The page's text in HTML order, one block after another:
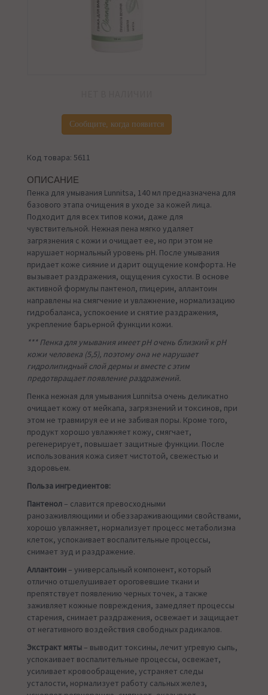
Сообщите, когда появится
Код товара: 5611
ОПИСАНИЕ
Пенка для умывания Lunnitsa, 140 мл предназначена для
базового этапа очищения в уходе за кожей лица.
Подходит для всех типов кожи, даже для
чувствительной. Нежная пена мягко удаляет
загрязнения с кожи и очищает ее, но при этом не
нарушает нормальный уровень pH. После умывания
придает коже сияние и дарит ощущение комфорта. Не
вызывает раздражения, ощущения сухости. В основе
активной формулы пантенол, глицерин, аллантоин
направлены на смягчение и увлажнение, нормализацию
гидробаланса, успокоение и снятие раздражения,
укрепление барьерной функции кожи.
*** Пенка для умывания имеет pH очень близкий к pH
кожи человека (5,5), поэтому она не нарушает
гидролипидный слой дермы и вместе с этим
предотвращает появление раздражений.
Пенка нежная для умывания Lunnitsa очень деликатно
очищает кожу от мейкапа, загрязнений и токсинов, при
этом не травмируя ее и не забивая поры. Кроме того,
продукт хорошо увлажняет кожу, смягчает,
регенерирует, повышает защитные функции. После
использования кожа сияет чистотой, свежестью и
здоровьем.
Польза ингредиентов:
Пантенол – славится превосходными
ранозаживляющими и обеззараживающими свойствами,
хорошо увлажняет, нормализует процесс метаболизма
клеток, успокаивает воспалительные процессы,
снимает зуд и раздражение.
Аллантоин – универсальный компонент, который
отлично отшелушивает ороговевшие ткани и
препятствует появлению черных точек, а также
заживляет кожные повреждения, замедляет процессы
старения, снимает раздражения, освежает и защищает
от негативного воздействия свободных радикалов.
Экстракт мяты – выводит токсины, лечит угревую сыпь,
успокаивает воспалительные процессы, освежает,
усиливает кровообращение, устраняет следы
усталости, нормализует работу сальных желез,